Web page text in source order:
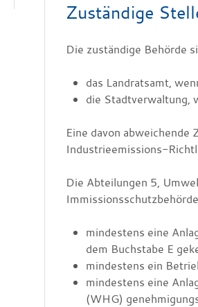
Zuständige
Die zuständige Behörde
das Landratsamt,
die Stadtverwaltung,
Eine davon
Industrieemissions-
Die Abteilungen 5,
mindestens eine
dem Buchstabe E
mindestens ein
mindestens eine
(WHG)